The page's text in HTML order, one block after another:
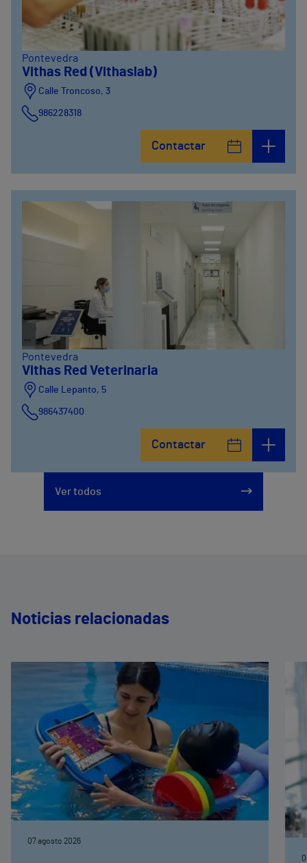
Pontevedra
Vithas Red (Vithaslab)
Calle Troncoso, 3
986228318
981067066
Contactar
Pontevedra
Vithas Red Veterinaria
Calle Lepanto, 5
986437400
Contactar
Ver todos
Noticias relacionadas
07 agosto 2026